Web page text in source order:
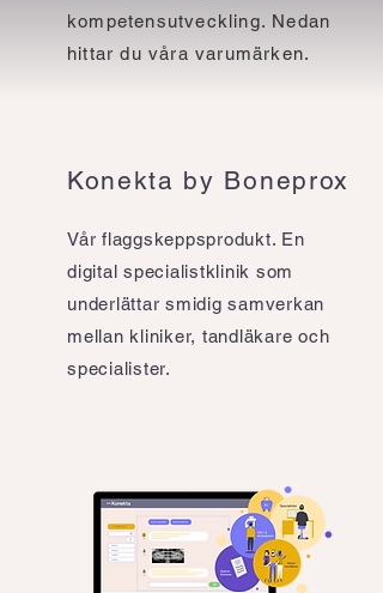
kompetensutveckling. Nedan
hittar du våra varumärken.
Konekta by Boneprox
Vår flaggskeppsprodukt. En
digital specialistklinik som
underlättar smidig samverkan
mellan kliniker, tandläkare och
specialister.